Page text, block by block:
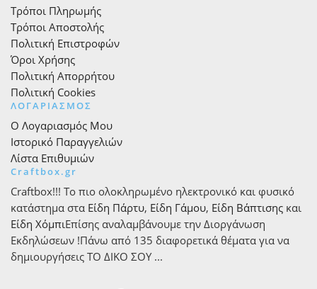
Τρόποι Πληρωμής
Τρόποι Αποστολής
Πολιτική Επιστροφών
Όροι Χρήσης
Πολιτική Απορρήτου
Πολιτική Cookies
ΛΟΓΑΡΙΑΣΜΟΣ
Ο Λογαριασμός Μου
Ιστορικό Παραγγελιών
Λίστα Επιθυμιών
Craftbox.gr
Craftbox!!! Το πιο ολοκληρωμένο ηλεκτρονικό και φυσικό
κατάστημα στα Είδη Πάρτυ, Είδη Γάμου, Είδη Βάπτισης και
Είδη ΧόμπιΕπίσης αναλαμβάνουμε την Διοργάνωση
Εκδηλώσεων !Πάνω από 135 διαφορετικά θέματα για να
δημιουργήσεις ΤΟ ΔΙΚΟ ΣΟΥ ...